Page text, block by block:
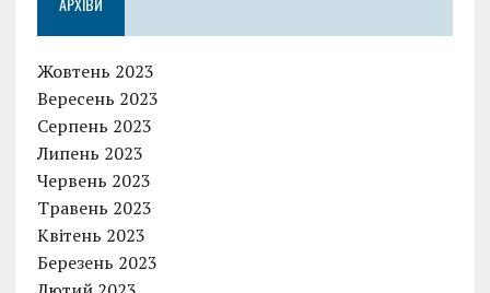
Жовтень 2023
Вересень 2023
Серпень 2023
Липень 2023
Червень 2023
Травень 2023
Квітень 2023
Березень 2023